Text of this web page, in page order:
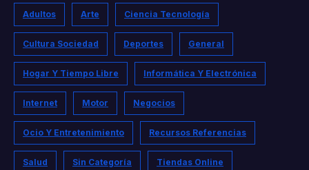
Adultos Arte Ciencia Tecnología
Cultura Sociedad Deportes General
Hogar Y Tiempo Libre Informática Y Electrónica
Internet Motor Negocios
Ocio Y Entretenimiento Recursos Referencias
Salud Sin Categoría Tiendas Online